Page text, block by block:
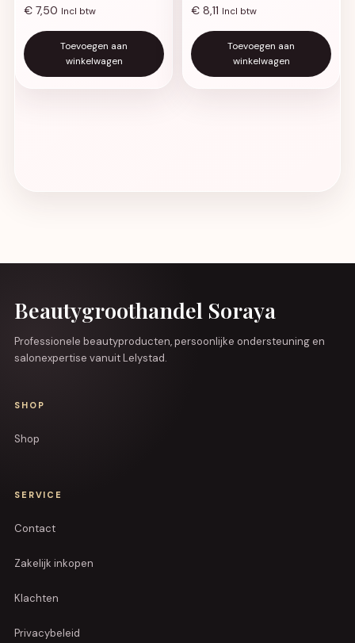
€ 7,50 Incl btw
Toevoegen aan
winkelwagen
€ 8,11 Incl btw
Toevoegen aan
winkelwagen
Beautygroothandel Soraya
Professionele beautyproducten, persoonlijke ondersteuning en
salonexpertise vanuit Lelystad.
SHOP
Shop
SERVICE
Contact
Zakelijk inkopen
Klachten
Privacybeleid